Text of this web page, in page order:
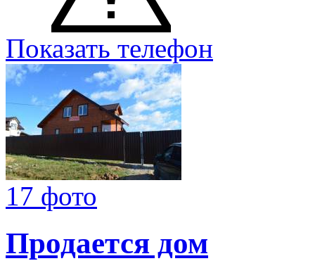
Показать телефон
17 фото
Продается дом